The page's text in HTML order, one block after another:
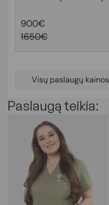
900€
1650€
Visų paslaugų kainos
Paslaugą teikia: